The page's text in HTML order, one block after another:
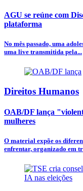
AGU se reúne com
plataforma
No mês passado, uma
uma live transmitida pela...
Direitos Humanos
OAB/DF lança
mulheres
O material expõe os
enfrentar, organizado em